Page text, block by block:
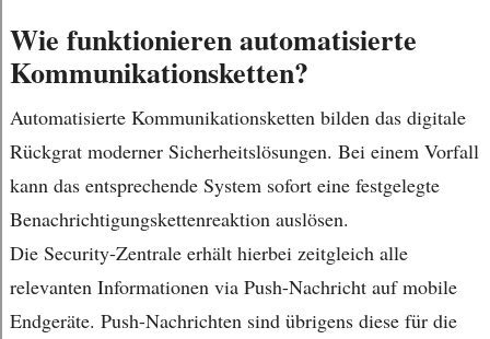
Wie funktionieren automatisierte
Kommunikationsketten?
Automatisierte Kommunikationsketten bilden das digitale
Rückgrat moderner Sicherheitslösungen. Bei einem Vorfall
kann das entsprechende System sofort eine festgelegte
Benachrichtigungskettenreaktion auslösen.
Die Security-Zentrale erhält hierbei zeitgleich alle
relevanten Informationen via Push-Nachricht auf mobile
Endgeräte. Push-Nachrichten sind übrigens diese für die